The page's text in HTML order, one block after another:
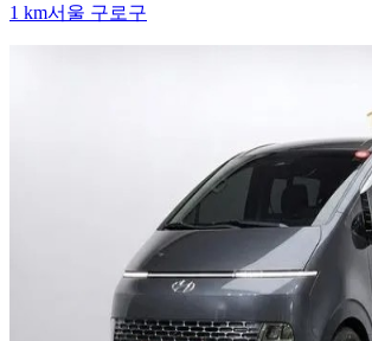
1 km서울 구로구